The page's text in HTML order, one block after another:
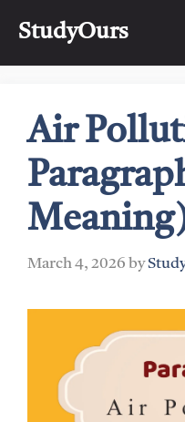
StudyOurs
Air
March 4, 2026 by